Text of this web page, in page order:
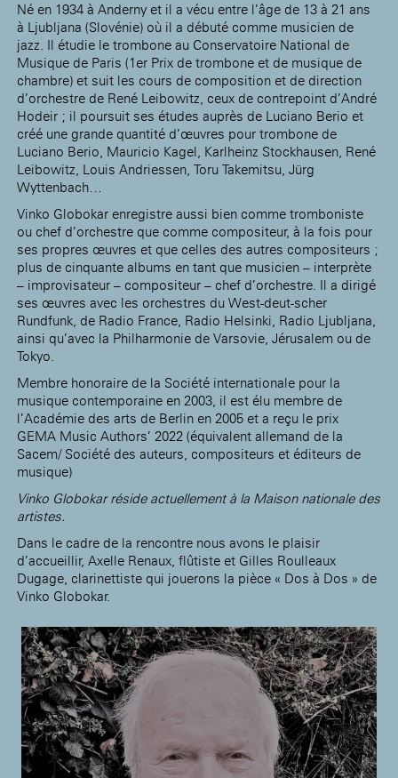
Né en 1934 à Anderny et il a vécu entre l’âge de 13 à 21 ans
à Ljubljana (Slovénie) où il a débuté comme musicien de
jazz. Il étudie le trombone au Conservatoire National de
Musique de Paris (1er Prix de trombone et de musique de
chambre) et suit les cours de composition et de direction
d’orchestre de René Leibowitz, ceux de contrepoint d’André
Hodeir ; il poursuit ses études auprès de Luciano Berio et
créé une grande quantité d’œuvres pour trombone de
Luciano Berio, Mauricio Kagel, Karlheinz Stockhausen, René
Leibowitz, Louis Andriessen, Toru Takemitsu, Jürg
Wyttenbach…
Vinko Globokar enregistre aussi bien comme tromboniste
ou chef d’orchestre que comme compositeur, à la fois pour
ses propres œuvres et que celles des autres compositeurs ;
plus de cinquante albums en tant que musicien – interprète
– improvisateur – compositeur – chef d’orchestre. Il a dirigé
ses œuvres avec les orchestres du West-deut-scher
Rundfunk, de Radio France, Radio Helsinki, Radio Ljubljana,
ainsi qu’avec la Philharmonie de Varsovie, Jérusalem ou de
Tokyo.
Membre honoraire de la Société internationale pour la
musique contemporaine en 2003, il est élu membre de
l’Académie des arts de Berlin en 2005 et a reçu le prix
GEMA Music Authors’ 2022 (équivalent allemand de la
Sacem/ Société des auteurs, compositeurs et éditeurs de
musique)
Vinko Globokar réside actuellement à la Maison nationale des
artistes.
Dans le cadre de la rencontre nous avons le plaisir
d’accueillir, Axelle Renaux, flûtiste et Gilles Roulleaux
Dugage, clarinettiste qui jouerons la pièce « Dos à Dos » de
Vinko Globokar.